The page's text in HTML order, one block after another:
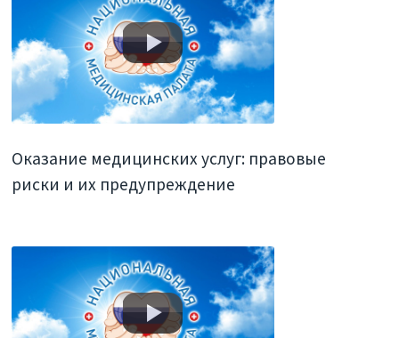
Оказание медицинских услуг: правовые
риски и их предупреждение